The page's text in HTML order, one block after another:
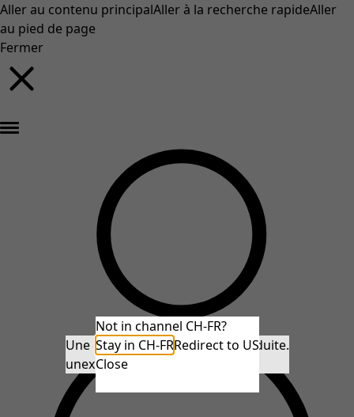
Aller au contenu principalAller à la recherche rapideAller
au pied de page
Fermer
Not in channel CH-FR?
Stay in CH-FRRedirect to US
Close
Une erreur inattendue s'est produite.
unexpectederror.buttontext